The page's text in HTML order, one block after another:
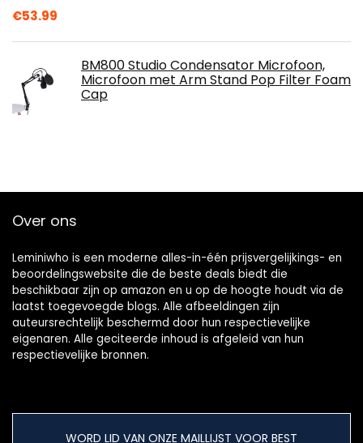
€53.99
BM800 Studio Condensator Microfoon,
Microfoon met Arm Stand Pop Filter Foam
Cap
Over ons
Leminiwho is een moderne alles-in-één prijsvergelijkings- en
beoordelingswebsite die de beste deals biedt die
beschikbaar zijn op amazon en u op de hoogte houdt via de
laatst toegevoegde blogs. Alle afbeeldingen zijn
auteursrechtelijk beschermd door hun respectievelijke
eigenaren. Alle geciteerde inhoud is afgeleid van hun
respectievelijke bronnen.
WORD LID VAN ONZE MAILLIJST VOOR BEST